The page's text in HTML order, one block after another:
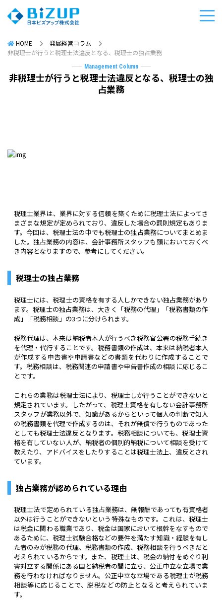
HOME
発展経営コラム
非税理士が行うと税理士法違反となる、税理士の独占業務
Management Column
非税理士が行うと税理士法違反となる、税理士の独
占業務
税理士業界は、業界に対する信頼を築くために税理士法によってさ
まざまな規定が定められており、違反した場合の罰則規定もありま
す。今回は、税理士法の中でも税理士の独占業務についてまとめま
した。独占業務の内容は、会計事務所スタッフも頭においておくべ
き内容となりますので、参考にしてください。
税理士の独占業務
税理士には、税理士の資格を有する人しかできない独占業務があり
ます。税理士の独占業務は、大きく「税務の代理」「税務書類の作
成」「税務相談」の3つに分けられます。
税務代理は、本来は納税者本人が行うべき税務官公署の税務手続き
を代理・代行することです。税務書類の作成は、本来は納税者本人
が作成する申告書や申請書などの書類を代わりに作成することで
す。税務相談は、税務関連の申請書や申告書作成の相談に応じるこ
とです。
これらの業務は税理士法により、税理士しか行うことができないと
規定されています。したがって、税理士資格を有しない会計事務所
スタッフが業務以外で、知識があるからといって個人の判断で知人
の税務書類を代理で作成するのは、それが無償で行うものであった
としても税理士法違反となります。税務相談についても、税理士資
格を有していない人が、納税者の個別的納税について相談を受けて
教えたり、アドバイスをしたりすることは税理士法上、違反とされ
ています。
独占業務が認められている理由
税理士法で定められている独占業務は、無報酬であっても有資格者
以外は行うことができないという特殊なものです。これは、税理士
は税金に関わる職業であり、税金は国家において根幹をなすもので
あるために、税理士試験合格などの要件を満たす知識・経験を有し
た者のみが税務の代理、税務書類の作成、税務相談を行うべきだと
考えられているからです。また、税理士は、税金の納付をめぐり利
害対立する関係にある国と納税者の間に立ち、公正中立な立場で業
務を行わなければなりません。公正中立な立場である税理士が税務
相談等に応じることで、脱税などの防止となると考えられていま
す。